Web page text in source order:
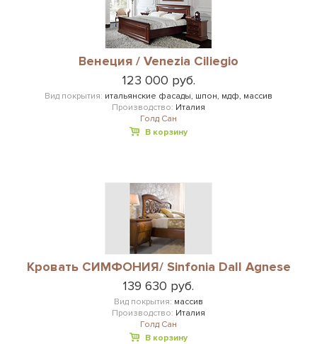
Венеция / Venezia Ciliegio
123 000 руб.
Вид покрытия: итальянские фасады, шпон, мдф, массив
Производство: Италия
Голд Сан
В корзину
Кровать СИМФОНИЯ/ Sinfonia Dall Agnese
139 630 руб.
Вид покрытия: массив
Производство: Италия
Голд Сан
В корзину